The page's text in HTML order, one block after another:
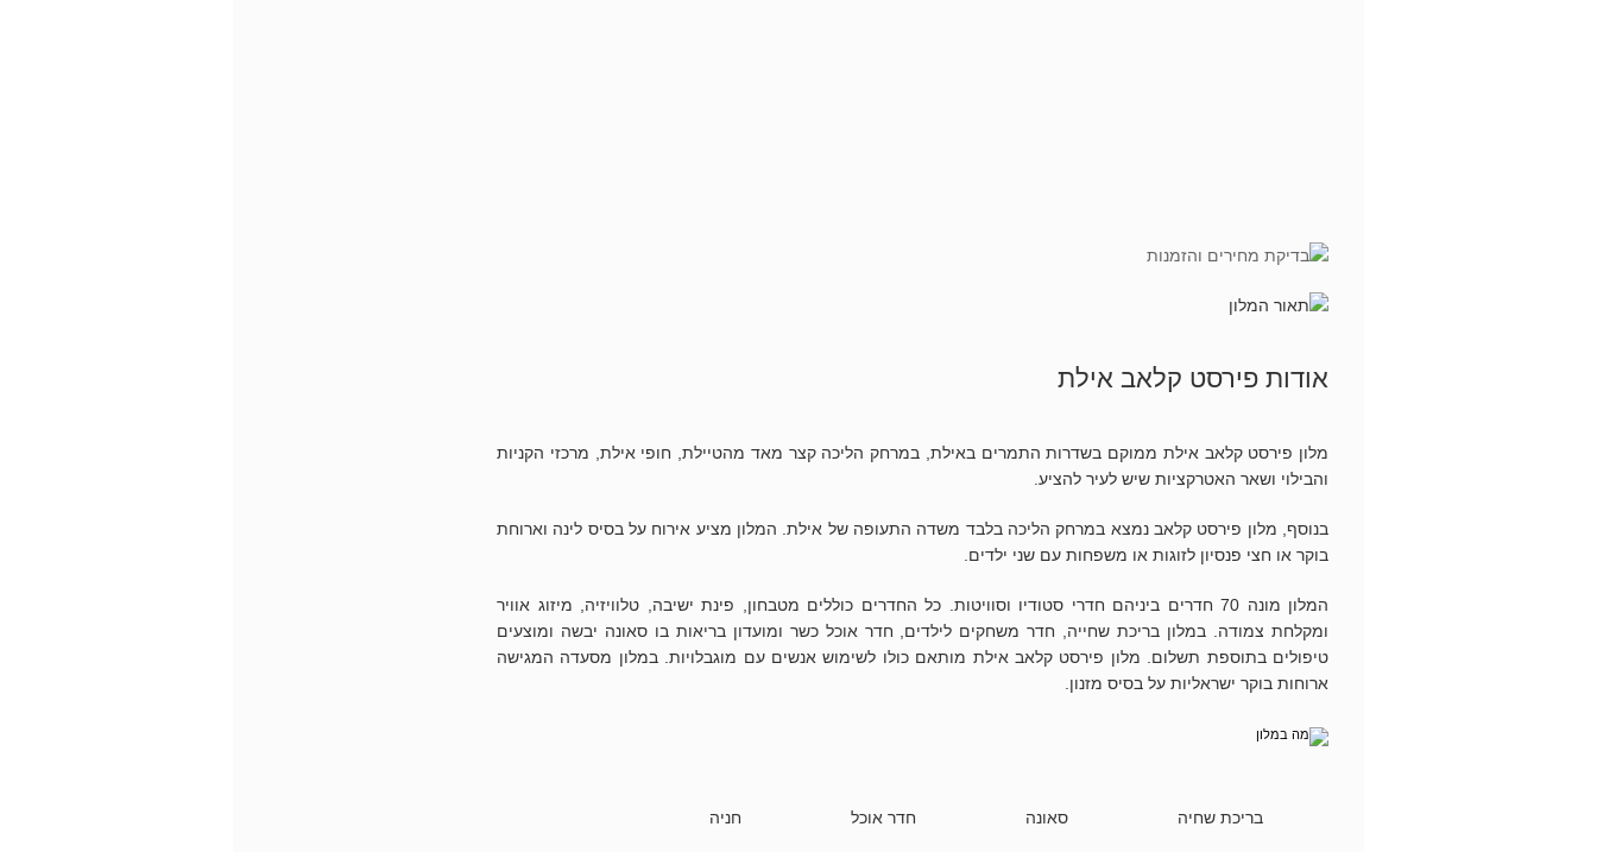
אודות פירסט קלאב אילת
מלון פירסט קלאב אילת ממוקם בשדרות התמרים באילת, במרחק הליכה קצר מאד מהטיילת, חופי אילת, מרכזי הקניות
והבילוי ושאר האטרקציות שיש לעיר להציע.
בנוסף, מלון פירסט קלאב נמצא במרחק הליכה בלבד משדה התעופה של אילת. המלון מציע אירוח על בסיס לינה וארוחת
בוקר או חצי פנסיון לזוגות או משפחות עם שני ילדים.
המלון מונה 70 חדרים ביניהם חדרי סטודיו וסוויטות. כל החדרים כוללים מטבחון, פינת ישיבה, טלוויזיה, מיזוג אוויר
ומקלחת צמודה. במלון בריכת שחייה, חדר משחקים לילדים, חדר אוכל כשר ומועדון בריאות בו סאונה יבשה ומוצעים
טיפולים בתוספת תשלום. מלון פירסט קלאב אילת מותאם כולו לשימוש אנשים עם מוגבלויות. במלון מסעדה המגישה
ארוחות בוקר ישראליות על בסיס מזנון.
בריכת שחיה סאונה חדר אוכל חניה